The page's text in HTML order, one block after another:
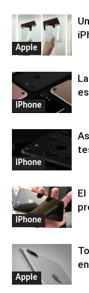
Apple
iPhone
iPhone
iPhone
Apple